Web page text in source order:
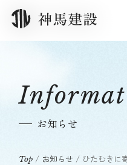
お知らせ
Top / お知らせ / ひたむきに